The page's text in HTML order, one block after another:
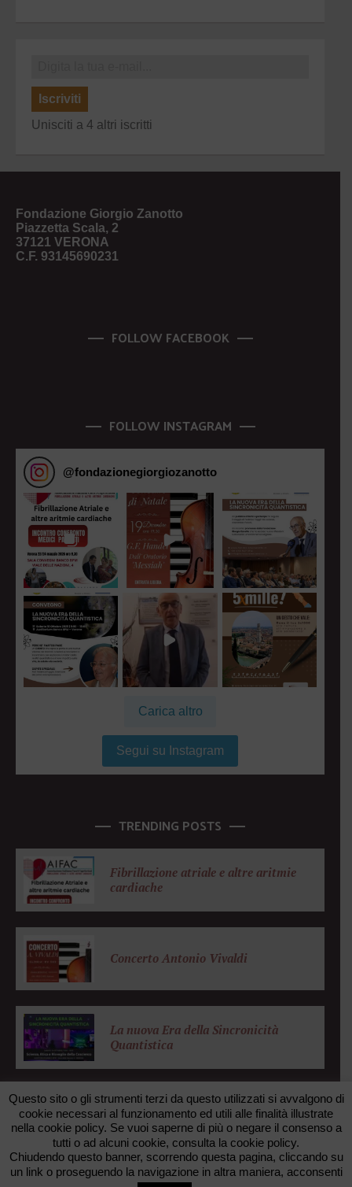
Iscriviti
Unisciti a 4 altri iscritti
Fondazione Giorgio Zanotto
Piazzetta Scala, 2
37121 VERONA
C.F. 93145690231
FOLLOW FACEBOOK
FOLLOW INSTAGRAM
@fondazionegiorgiozanotto
Carica altro
Segui su Instagram
TRENDING POSTS
Fibrillazione atriale e altre aritmie
cardiache
Concerto Antonio Vivaldi
La nuova Era della Sincronicità
Quantistica
© 2026 FONDAZIONE ZANOTTO. All rights reserved. •
FAXUNO WEB AGENCY
Questo sito o gli strumenti terzi da questo utilizzati si avvalgono di
cookie necessari al funzionamento ed utili alle finalità illustrate
nella cookie policy. Se vuoi saperne di più o negare il consenso a
tutti o ad alcuni cookie, consulta la cookie policy.
Chiudendo questo banner, scorrendo questa pagina, cliccando su
un link o proseguendo la navigazione in altra maniera, acconsenti